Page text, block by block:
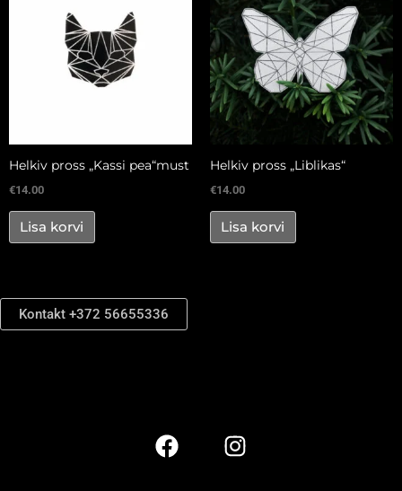
Helkiv pross „Kassi pea“must
€14.00
Lisa korvi
Helkiv pross „Liblikas“
€14.00
Lisa korvi
Kontakt +372 56655336